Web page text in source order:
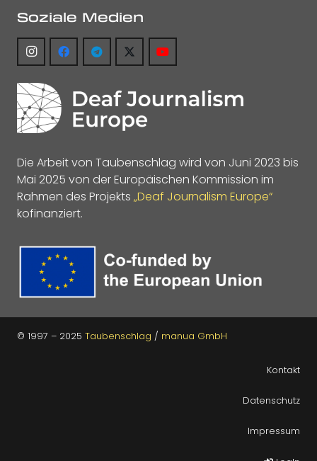
Soziale Medien
Die Arbeit von Taubenschlag wird von Juni 2023 bis
Mai 2025 von der Europäischen Kommission im
Rahmen des Projekts „Deaf Journalism Europe“
kofinanziert.
© 1997 – 2025 Taubenschlag / manua GmbH
Kontakt
Datenschutz
Impressum